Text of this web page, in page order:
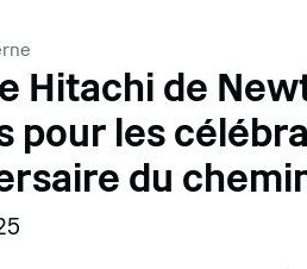
Hitachi de
pour les
du